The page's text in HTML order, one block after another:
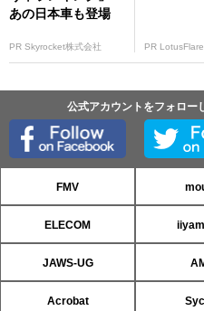
あの日本車も登場
PR Skyrocket株式会社 PR
公式アカウントをフォロー
FMV
ELECOM
JAWS-UG
Acrobat